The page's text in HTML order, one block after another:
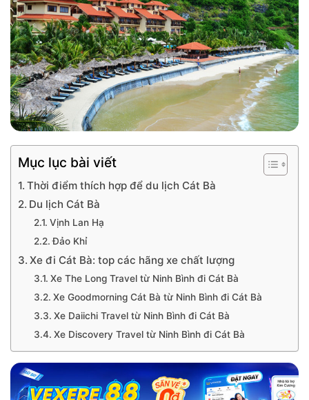
Mục lục bài viết
Thời điểm thích hợp để du lịch Cát Bà
Du lịch Cát Bà
Vịnh Lan Hạ
Đảo Khỉ
Xe đi Cát Bà: top các hãng xe chất lượng
Xe The Long Travel từ Ninh Bình đi Cát Bà
Xe Goodmorning Cát Bà từ Ninh Bình đi Cát Bà
Xe Daiichi Travel từ Ninh Bình đi Cát Bà
Xe Discovery Travel từ Ninh Bình đi Cát Bà